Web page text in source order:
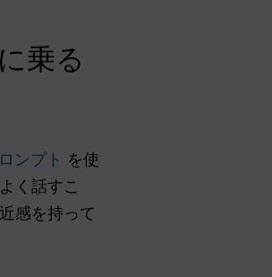
乗る
ンプト を使
く話すこ
感を持って